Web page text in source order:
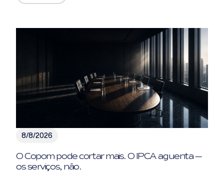
8/8/2026
O Copom pode cortar mais. O IPCA aguenta —
os serviços, não.